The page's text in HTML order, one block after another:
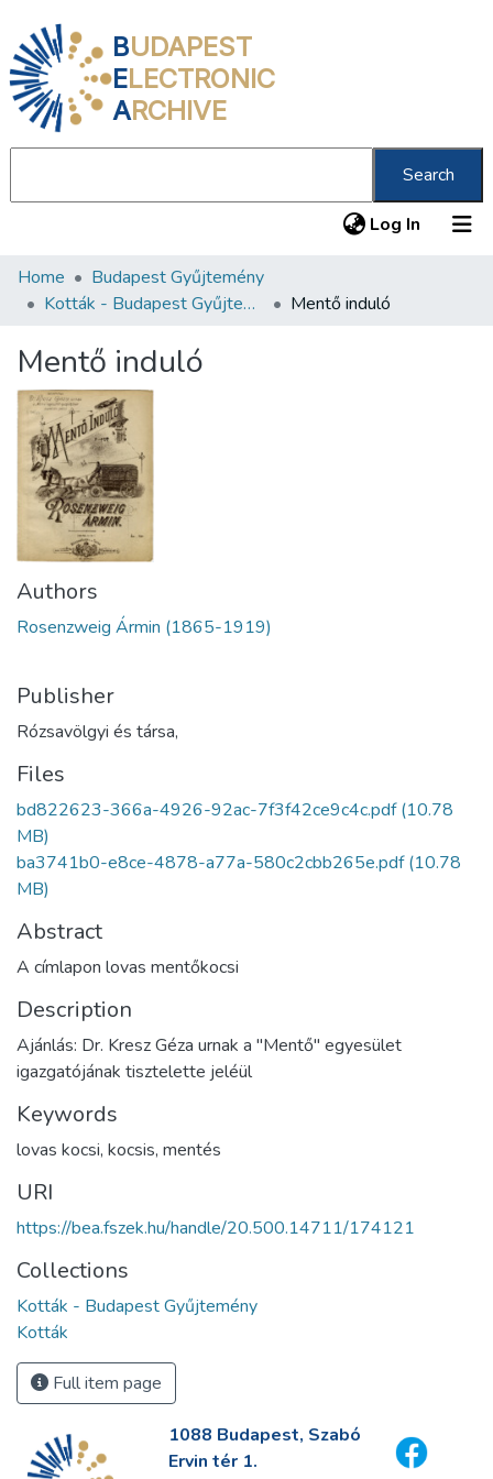
BUDAPEST
ELECTRONIC
ARCHIVE
Search
Log In (current)
Communities & Collections
Statistics
About us
Home
Budapest Gyűjtemény
Kották - Budapest Gyűjtemény
Mentő induló
Mentő induló
Authors
Rosenzweig Ármin (1865-1919)
Publisher
Rózsavölgyi és társa,
Files
bd822623-366a-4926-92ac-7f3f42ce9c4c.pdf(10.78
MB)
ba3741b0-e8ce-4878-a77a-580c2cbb265e.pdf(10.78
MB)
Abstract
A címlapon lovas mentőkocsi
Description
Ajánlás: Dr. Kresz Géza urnak a "Mentő" egyesület
igazgatójának tisztelette jeléül
Keywords
lovas kocsi, kocsis, mentés
URI
https://bea.fszek.hu/handle/20.500.14711/174121
Collections
Kották - Budapest Gyűjtemény
Kották
Full item page
1088 Budapest, Szabó
Ervin tér 1.